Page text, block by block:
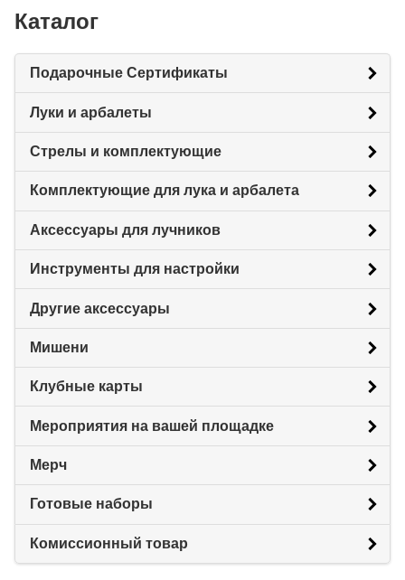
Каталог
Подарочные Сертификаты
Луки и арбалеты
Стрелы и комплектующие
Комплектующие для лука и арбалета
Аксессуары для лучников
Инструменты для настройки
Другие аксессуары
Мишени
Клубные карты
Мероприятия на вашей площадке
Мерч
Готовые наборы
Комиссионный товар